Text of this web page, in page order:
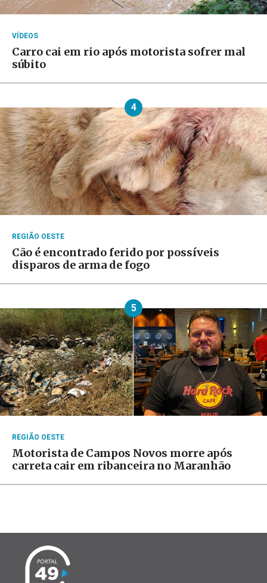
VÍDEOS
Carro cai em rio após motorista sofrer mal
súbito
4
REGIÃO OESTE
Cão é encontrado ferido por possíveis
disparos de arma de fogo
5
REGIÃO OESTE
Motorista de Campos Novos morre após
carreta cair em ribanceira no Maranhão